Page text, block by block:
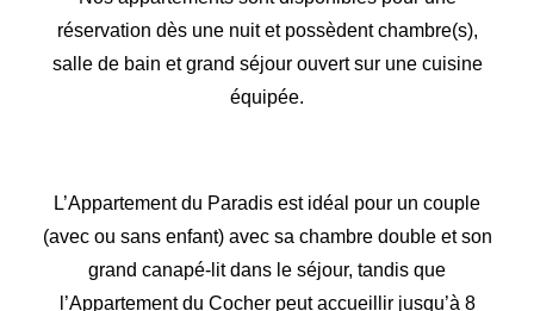
réservation dès une nuit et possèdent chambre(s),
salle de bain et grand séjour ouvert sur une cuisine
équipée.
L’Appartement du Paradis est idéal pour un couple
(avec ou sans enfant) avec sa chambre double et son
grand canapé-lit dans le séjour, tandis que
l’Appartement du Cocher peut accueillir jusqu’à 8